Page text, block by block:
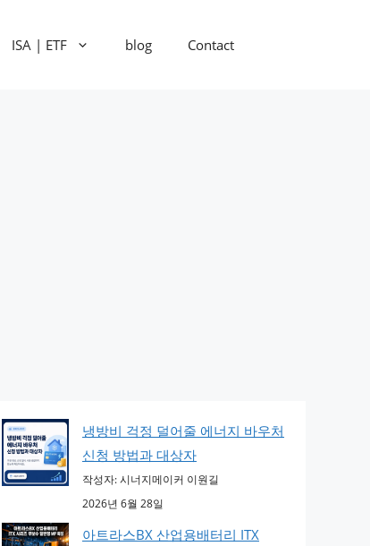
ISA | ETF blog Contact
냉방비 걱정 덜어줄 에너지 바우처
신청 방법과 대상자
작성자: 시너지메이커 이원길
2026년 6월 28일
아트라스BX 산업용배터리 ITX